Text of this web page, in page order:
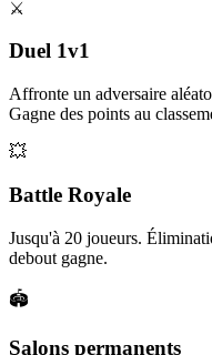
⚔️
Duel 1v1
Affronte un adversaire
Gagne des points au
💥
Battle Royale
Jusqu'à 20 joueurs.
debout gagne.
🏟️
Salons permanents